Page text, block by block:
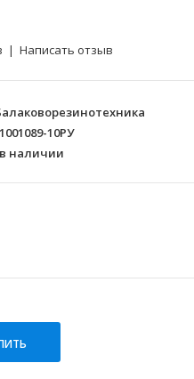
| Написать отзыв
10РУ
наличии